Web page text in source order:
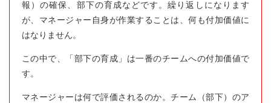
報）の確保、部下の育成などです。繰り返しになります
が、マネージャー自身が作業することは、何も付加価値に
はなりません。
この中で、「部下の育成」は一番のチームへの付加価値で
す。
マネージャーは何で評価されるのか。チーム（部下）のア